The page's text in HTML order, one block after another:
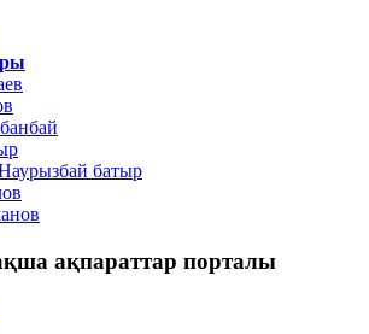
батыр
ақпараттар порталы